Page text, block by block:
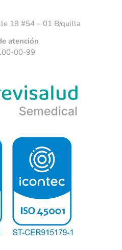
19 #54 – 01 B/quilla
atención
00-99